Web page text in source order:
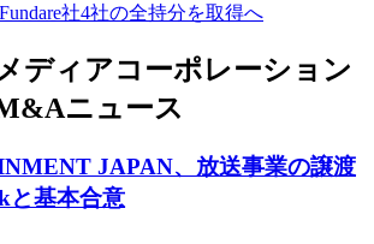
社4社の全持分を取得へ
ディアコーポレーション
ニュース
JAPAN、放送事業の譲渡
と基本合意